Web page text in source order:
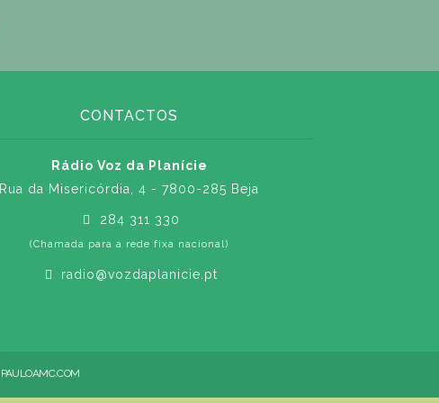
CONTACTOS
Rádio Voz da Planície
Rua da Misericórdia, 4 - 7800-285 Beja
284 311 330
(Chamada para a rede fixa nacional)
radio@vozdaplanicie.pt
PAULOAMC.COM